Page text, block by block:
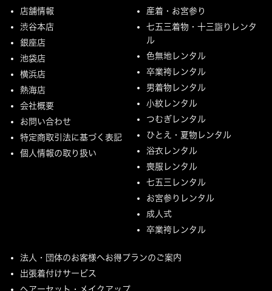
店舗情報
渋谷本店
銀座店
池袋店
横浜店
熱海店
会社概要
お問い合わせ
特定商取引法に基づく表記
個人情報の取り扱い
産着・お宮参り
七五三着物・十三詣りレンタ
ル
色無地レンタル
卒業袴レンタル
男着物レンタル
小紋レンタル
つむぎレンタル
ひとえ・夏物レンタル
浴衣レンタル
喪服レンタル
七五三レンタル
お宮参りレンタル
成人式
卒業袴レンタル
法人・団体のお客様へお得プランのご案内
出張着付けサービス
ヘアーセット・メイクアップ